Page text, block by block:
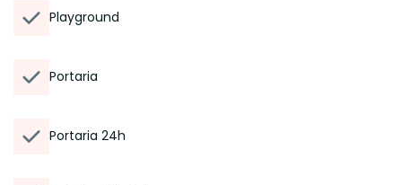
Playground
Portaria
Portaria 24h